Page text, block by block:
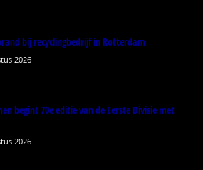
bij recyclingbedrijf in Rotterdam
2026
begint 70e editie van de Eerste Divisie met
2026